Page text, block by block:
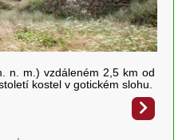
n. m.) vzdáleném 2,5 km od
kostel v gotickém slohu.